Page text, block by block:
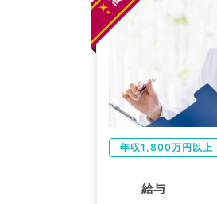
年収1,800万円以上
給与